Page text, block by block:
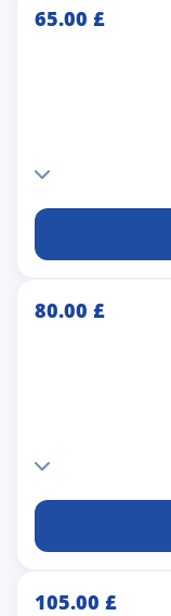
£
65.00
£
80.00
£
105.00